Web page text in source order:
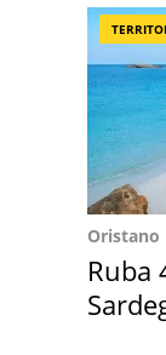
Oristano
Ruba